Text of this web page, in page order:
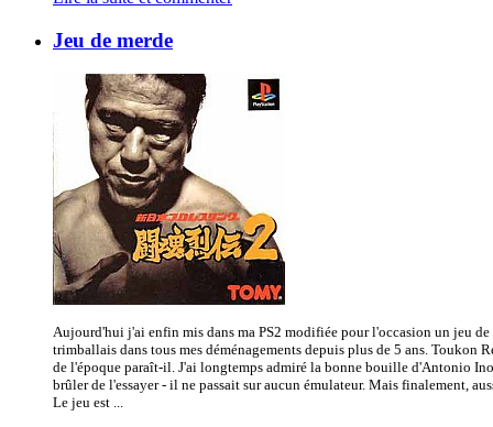
Jeu de merde
Aujourd'hui j'ai enfin mis dans ma PS2 modifiée pour l'occasion un jeu de
trimballais dans tous mes déménagements depuis plus de 5 ans. Toukon
de l'époque paraît-il. J'ai longtemps admiré la bonne bouille d'Antonio
brûler de l'essayer - il ne passait sur aucun émulateur. Mais finalement,
Le jeu est ...